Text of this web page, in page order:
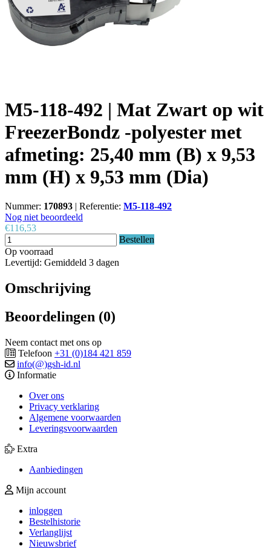
M5-118-492 | Mat Zwart op wit
FreezerBondz -polyester met
afmeting: 25,40 mm (B) x 9,53
mm (H) x 9,53 mm (Dia)
Nummer: 170893 | Referentie: M5-118-492
Nog niet beoordeeld
€116,53
Bestellen
Op voorraad
Levertijd: Gemiddeld 3 dagen
Omschrijving
Beoordelingen (0)
Neem contact met ons op
Telefoon +31 (0)184 421 859
info(@)gsh-id.nl
Informatie
Over ons
Privacy verklaring
Algemene voorwaarden
Leveringsvoorwaarden
Extra
Aanbiedingen
Mijn account
inloggen
Bestelhistorie
Verlanglijst
Nieuwsbrief